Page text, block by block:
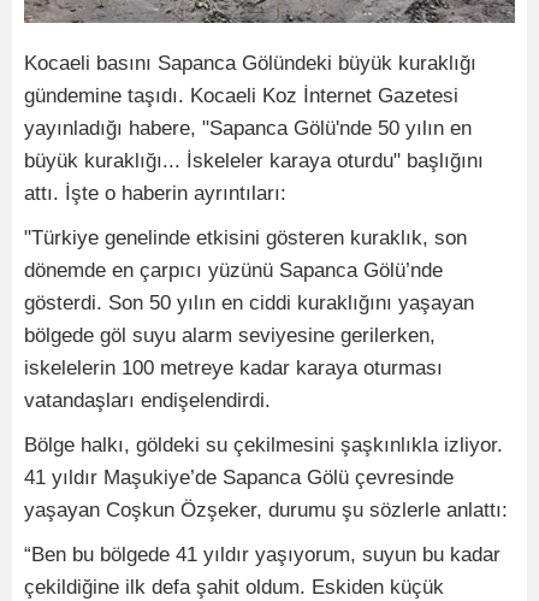
Kocaeli basını Sapanca Gölündeki büyük kuraklığı
gündemine taşıdı. Kocaeli Koz İnternet Gazetesi
yayınladığı habere, "Sapanca Gölü'nde 50 yılın en
büyük kuraklığı... İskeleler karaya oturdu" başlığını
attı. İşte o haberin ayrıntıları:
"Türkiye genelinde etkisini gösteren kuraklık, son
dönemde en çarpıcı yüzünü Sapanca Gölü’nde
gösterdi. Son 50 yılın en ciddi kuraklığını yaşayan
bölgede göl suyu alarm seviyesine gerilerken,
iskelelerin 100 metreye kadar karaya oturması
vatandaşları endişelendirdi.
Bölge halkı, göldeki su çekilmesini şaşkınlıkla izliyor.
41 yıldır Maşukiye’de Sapanca Gölü çevresinde
yaşayan Coşkun Özşeker, durumu şu sözlerle anlattı:
“Ben bu bölgede 41 yıldır yaşıyorum, suyun bu kadar
çekildiğine ilk defa şahit oldum. Eskiden küçük